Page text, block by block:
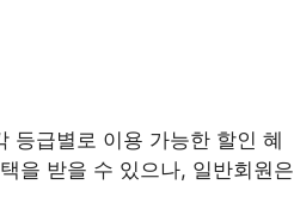
등급별로 이용 가능한 할인 혜
을 받을 수 있으나, 일반회원은